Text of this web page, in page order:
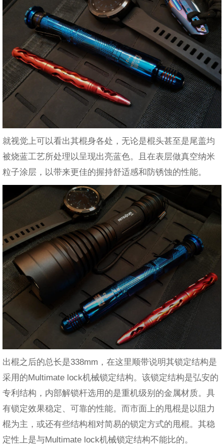
就视觉上可以看出其棍身各处，无论是棍头甚至是尾盖均
被烧蓝工艺所处理以呈现出亮蓝色。且在表层做真空纳米
粒子涂层，以带来更佳的握持舒适感和防锈蚀的性能。
出棍之后的总长是338mm，在这里顺带说明其锁定结构是
采用的Multimate lock机械锁定结构。该锁定结构是弘安的
专利结构，内部解锁杆选用的是重机级别的金属材质。具
有锁定效果稳定、可靠的性能。而市面上的甩棍是以阻力
棍为主，或还有些结构相对简易的锁定方式的甩棍。其稳
定性上是与Multimate lock机械锁定结构不能比的。